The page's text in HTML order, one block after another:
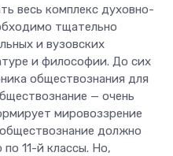
весь комплекс духовно-
тщательно
и вузовских
и философии. До сих
обществознания для
— очень
мировоззрение
должно
11-й классы. Но,